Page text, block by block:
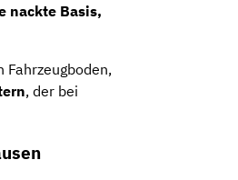
nackte Basis,
, der bei